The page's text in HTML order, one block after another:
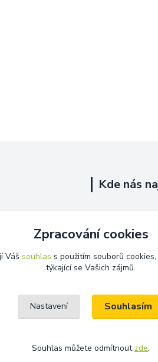
Kde nás
Říčany, 251 01
Na této adrese není
Zpracování cookies
Váš souhlas s použitím souborů
týkající se Vašich zájmů.
Nastavení Souhlasím
Souhlas můžete odmítnout zde.